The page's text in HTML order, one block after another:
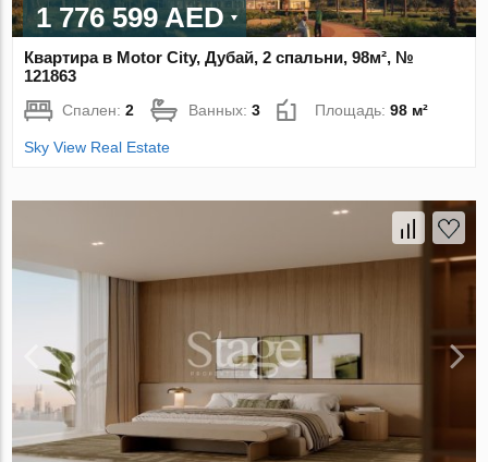
1 776 599 AED
Квартира в Motor City, Дубай, 2 спальни, 98м², №
121863
Спален:2 Ванных:3 Площадь:98 м²
Sky View Real Estate